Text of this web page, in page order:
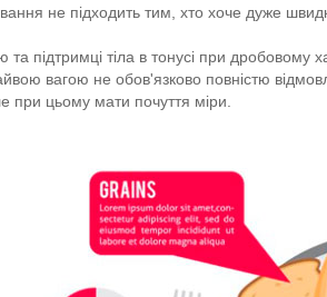
не підходить тим, хто хоче дуже
підтримці тіла в тонусі при дробовому
вагою не обов'язково повністю
при цьому мати почуття міри.